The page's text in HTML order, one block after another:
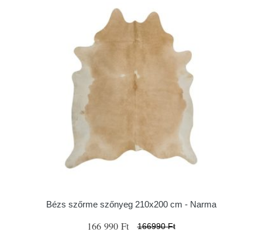
Bézs szőrme szőnyeg 210x200 cm - Narma
166 990 Ft 166990 Ft